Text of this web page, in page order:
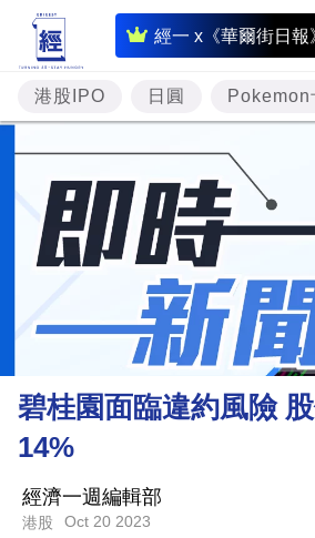
經一 x《華爾街日報
即
時
財
經
專
題
投
資
樓
市
財
業
科
港股IPO 日圓 Pokemon
碧桂園面臨違約風險
14%
經濟一週編輯部
港股 Oct 20 2023